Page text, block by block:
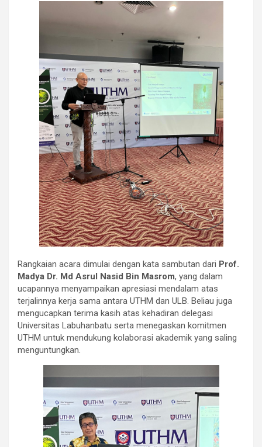
Rangkaian acara dimulai dengan kata sambutan dari Prof.
Madya Dr. Md Asrul Nasid Bin Masrom, yang dalam
ucapannya menyampaikan apresiasi mendalam atas
terjalinnya kerja sama antara UTHM dan ULB. Beliau juga
mengucapkan terima kasih atas kehadiran delegasi
Universitas Labuhanbatu serta menegaskan komitmen
UTHM untuk mendukung kolaborasi akademik yang saling
menguntungkan.